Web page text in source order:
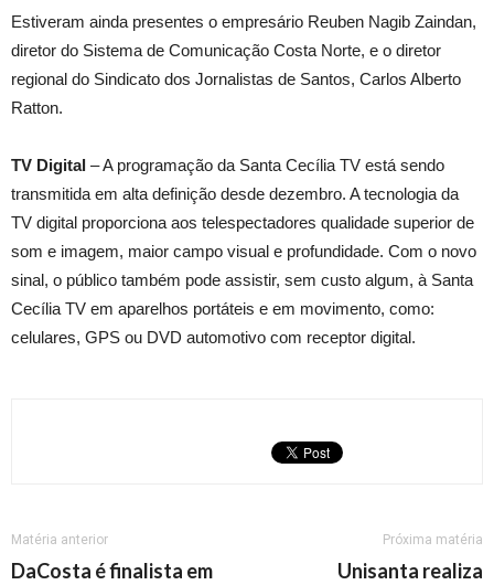
Estiveram ainda presentes o empresário Reuben Nagib Zaindan,
diretor do Sistema de Comunicação Costa Norte, e o diretor
regional do Sindicato dos Jornalistas de Santos, Carlos Alberto
Ratton.
TV Digital – A programação da Santa Cecília TV está sendo
transmitida em alta definição desde dezembro. A tecnologia da
TV digital proporciona aos telespectadores qualidade superior de
som e imagem, maior campo visual e profundidade. Com o novo
sinal, o público também pode assistir, sem custo algum, à Santa
Cecília TV em aparelhos portáteis e em movimento, como:
celulares, GPS ou DVD automotivo com receptor digital.
Matéria anterior
DaCosta é finalista em
Próxima matéria
Unisanta realiza